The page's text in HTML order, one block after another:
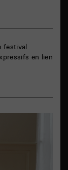
festival
en lien